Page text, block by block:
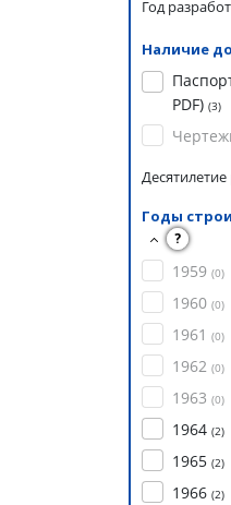
Год
Наличие
PDF) (3)
Годы
?
1959 (0)
1960 (0)
1961 (0)
1962 (0)
1963 (0)
1964 (2)
1965 (2)
1966 (2)